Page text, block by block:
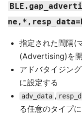
指定された間隔(
(Advertising)を
アドバタイジン
に設定する
adv_data ,
る任意のタイプ